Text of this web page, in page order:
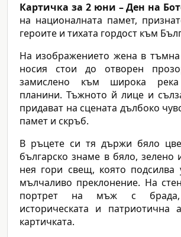
Картичка за 2 юни – Ден на
на националната памет,
героите и тихата гордост към
На изображението жена в
носия стои до отворен
замислено към широка
планини. Тъжното й лице и
придават на сцената дълбоко
памет и скръб.
В ръцете си тя държи бяло
българско знаме в бяло, зелено
нея гори свещ, която подсилва
мълчаливо преклонение. На
портрет на мъж с
историческата и патриотична
картичката.